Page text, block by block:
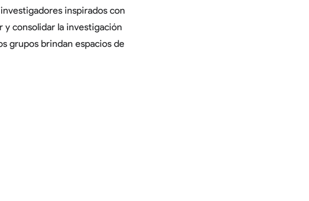
inspirados con
consolidar la investigación
grupos brindan espacios de